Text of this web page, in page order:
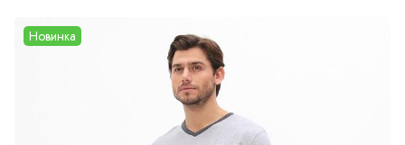
Новинка